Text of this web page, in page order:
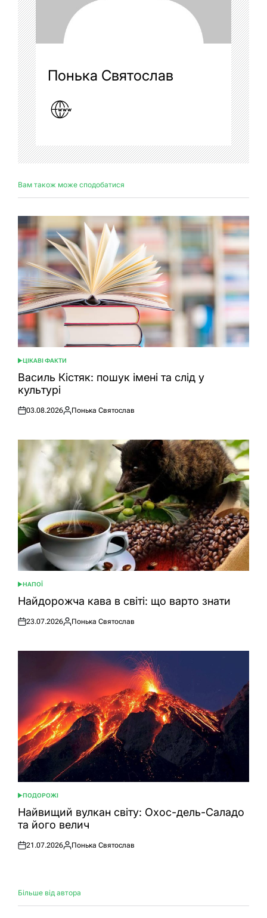
Понька Святослав
Вам також може сподобатися
ОПУБЛІКУВАТИ
У
ЦІКАВІ ФАКТИ
Василь Кістяк: пошук імені та слід у
культурі
Оприлюднено
03.08.2026
Опубліковано
Понька Святослав
ОПУБЛІКУВАТИ
У
НАПОЇ
Найдорожча кава в світі: що варто знати
Оприлюднено
23.07.2026
Опубліковано
Понька Святослав
ОПУБЛІКУВАТИ
У
ПОДОРОЖІ
Найвищий вулкан світу: Охос-дель-Саладо
та його велич
Оприлюднено
21.07.2026
Опубліковано
Понька Святослав
Більше від автора